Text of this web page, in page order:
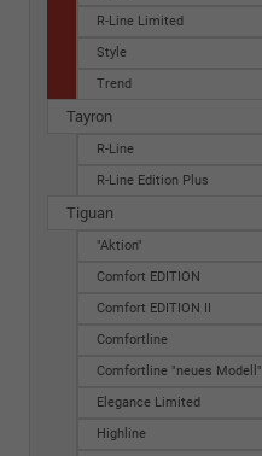
R-Line Limited
Style
Trend
Tayron
R-Line
R-Line Edition Plus
Tiguan
"Aktion"
Comfort EDITION
Comfort EDITION II
Comfortline
Comfortline "neues Modell"
Elegance Limited
Highline